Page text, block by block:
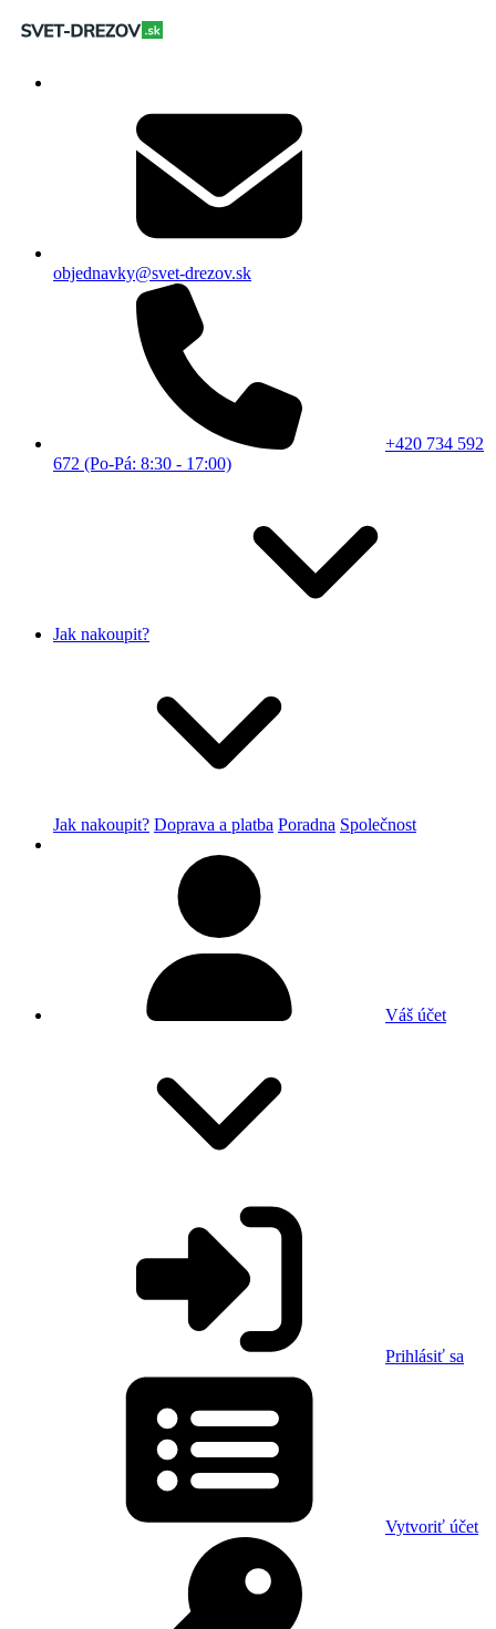
objednavky@svet-drezov.sk
+420 734 592
672 (Po-Pá: 8:30 - 17:00)
Jak nakoupit?
Jak nakoupit? Doprava a platba Poradna Společnost
Váš účet
Prihlásiť sa
Vytvoriť účet